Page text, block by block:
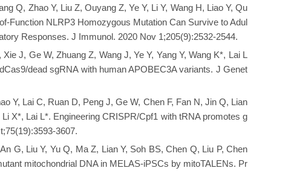
Q, Zhao Y, Liu Z, Ouyang Z, Ye Y, Li Y, Wang H, Liao Y, Qu
Function NLRP3 Homozygous Mutation Can Survive to Adul
Responses. J Immunol. 2020 Nov 1;205(9):2532-2544.
J, Ge W, Zhuang Z, Wang J, Ye Y, Yang Y, Wang K*, Lai L
dead sgRNA with human APOBEC3A variants. J Genet
Y, Lai C, Ruan D, Peng J, Ge W, Chen F, Fan N, Jin Q, Lian
X*, Lai L*. Engineering CRISPR/Cpf1 with tRNA promotes g
3607.
G, Liu Y, Yu Q, Ma Z, Lian Y, Soh BS, Chen Q, Liu P, Chen
mitochondrial DNA in MELAS-iPSCs by mitoTALENs. Pr